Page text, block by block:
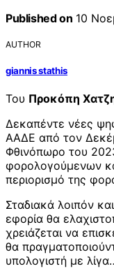
Published on 10
AUTHOR
giannis stathis
Του Προκόπη
Δεκαπέντε νέες
ΑΑΔΕ από τον
Φθινόπωρο του
φορολογούμενων
περιορισμό της
Σταδιακά λοιπόν
εφορία θα
χρειάζεται να
θα
υπολογιστή με